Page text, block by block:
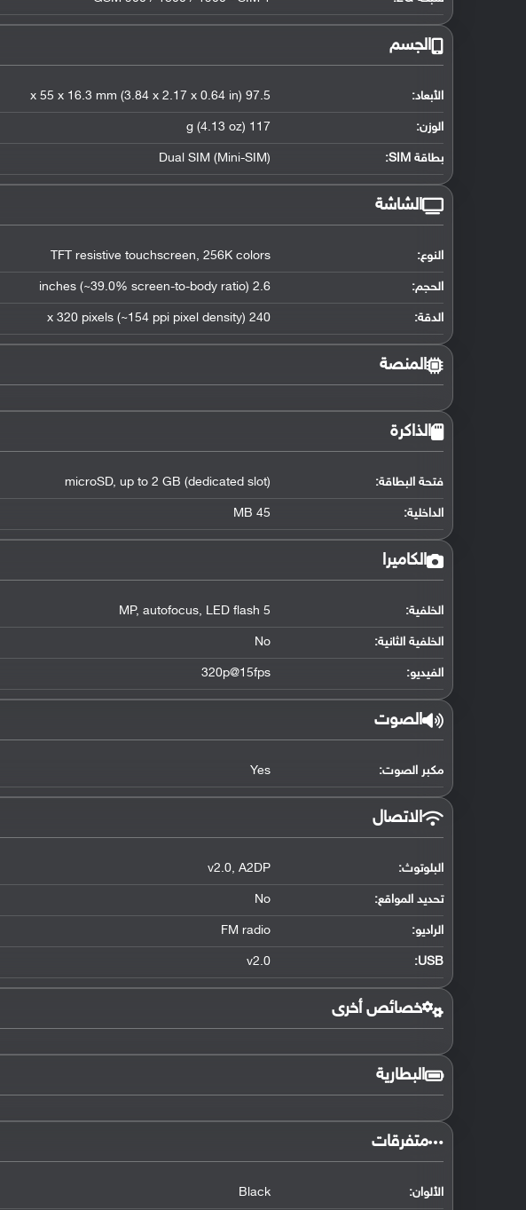
الجسم
الأبعاد: 97.5 x 55 x 16.3 mm (3.84 x 2.17 x 0.64 in)
الوزن: 117 g (4.13 oz)
بطاقة SIM: Dual SIM (Mini-SIM)
الشاشة
النوع: TFT resistive touchscreen, 256K colors
الحجم: 2.6 inches (~39.0% screen-to-body ratio)
الدقة: 240 x 320 pixels (~154 ppi pixel density)
المنصة
الذاكرة
فتحة البطاقة: microSD, up to 2 GB (dedicated slot)
الداخلية: 45 MB
الكاميرا
الخلفية: 5 MP
, autofocus, LED flash
الخلفية الثانية: No
الفيديو: 320p@15fps
الصوت
مكبر الصوت: Yes
الاتصال
البلوتوث:
v2.0, A2DP
تحديد المواقع:
No
الراديو: FM radio
USB
:
v2.0
خصائص أخرى
البطارية
متفرقات
الألوان: Black